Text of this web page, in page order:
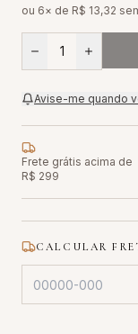
ou 6× de R$ 13,32
1
Avise-me quando
Frete grátis acima de
R$ 299
CALCULAR